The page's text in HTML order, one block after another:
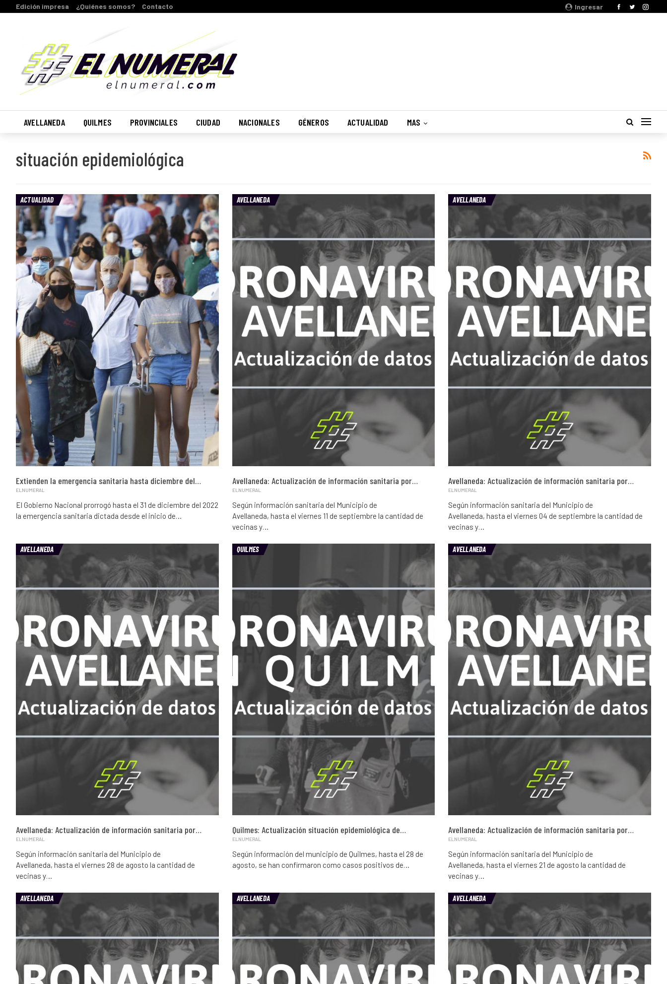
Ingresar
Edición impresa ¿Quiénes somos? Contacto
AVELLANEDA QUILMES PROVINCIALES CIUDAD NACIONALES GÉNEROS ACTUALIDAD MAS
situación epidemiológica
ACTUALIDAD
Extienden la emergencia sanitaria hasta diciembre del…
ELNUMERAL
El Gobierno Nacional prorrogó hasta el 31 de diciembre del 2022
la emergencia sanitaria dictada desde el inicio de…
AVELLANEDA
Avellaneda: Actualización de información sanitaria por…
ELNUMERAL
Según información sanitaria del Municipio de
Avellaneda, hasta el viernes 11 de septiembre la cantidad de
vecinas y…
AVELLANEDA
Avellaneda: Actualización de información sanitaria por…
ELNUMERAL
Según información sanitaria del Municipio de
Avellaneda, hasta el viernes 04 de septiembre la cantidad de
vecinas y…
AVELLANEDA
Avellaneda: Actualización de información sanitaria por…
ELNUMERAL
Según información sanitaria del Municipio de
Avellaneda, hasta el viernes 28 de agosto la cantidad de
vecinas y…
QUILMES
Quilmes: Actualización situación epidemiológica de…
ELNUMERAL
Según información del municipio de Quilmes, hasta el 28 de
agosto, se han confirmaron como casos positivos de…
AVELLANEDA
Avellaneda: Actualización de información sanitaria por…
ELNUMERAL
Según información sanitaria del Municipio de
Avellaneda, hasta el viernes 21 de agosto la cantidad de
vecinas y…
AVELLANEDA AVELLANEDA AVELLANEDA